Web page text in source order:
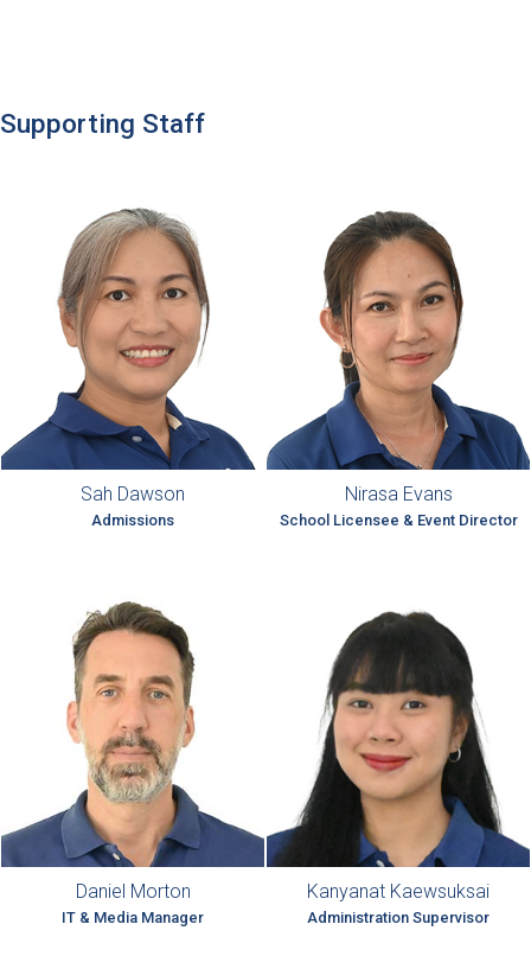
Supporting Staff
Sah Dawson
Admissions
Nirasa Evans
School Licensee & Event Director
Daniel Morton
IT & Media Manager
Kanyanat Kaewsuksai
Administration Supervisor